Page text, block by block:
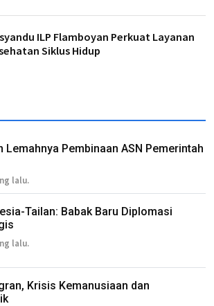
ILP Flamboyan Perkuat Layanan
Siklus Hidup
Lemahnya Pembinaan ASN Pemerintah
lalu.
Tailan: Babak Baru Diplomasi
lalu.
Krisis Kemanusiaan dan